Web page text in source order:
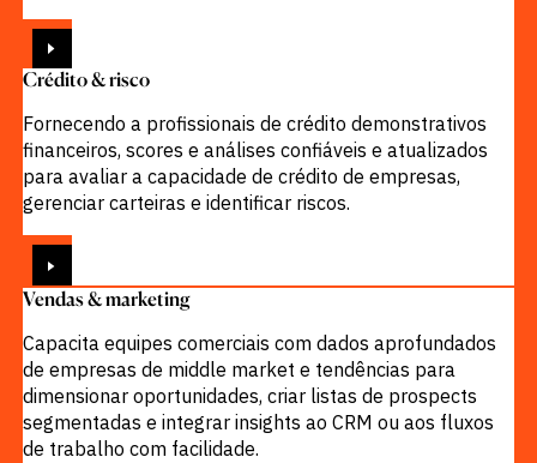
Crédito & risco
Fornecendo a profissionais de crédito demonstrativos
financeiros, scores e análises confiáveis e atualizados
para avaliar a capacidade de crédito de empresas,
gerenciar carteiras e identificar riscos.
Vendas & marketing
Capacita equipes comerciais com dados aprofundados
de empresas de middle market e tendências para
dimensionar oportunidades, criar listas de prospects
segmentadas e integrar insights ao CRM ou aos fluxos
de trabalho com facilidade.